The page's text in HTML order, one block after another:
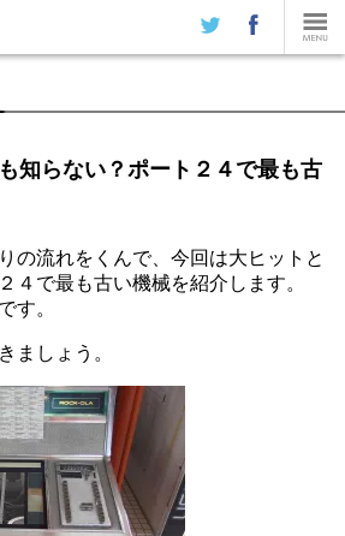
知らない？ポート２４で最も古
の流れをくんで、今回は大ヒットと
４で最も古い機械を紹介します。
です。
ましょう。